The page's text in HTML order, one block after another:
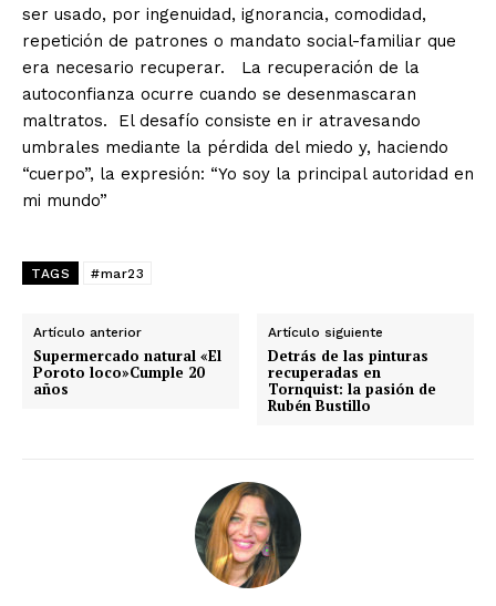
ser usado, por ingenuidad, ignorancia, comodidad,
repetición de patrones o mandato social-familiar que
era necesario recuperar. La recuperación de la
autoconfianza ocurre cuando se desenmascaran
maltratos. El desafío consiste en ir atravesando
umbrales mediante la pérdida del miedo y, haciendo
“cuerpo”, la expresión: “Yo soy la principal autoridad en
mi mundo”
TAGS #mar23
Artículo anterior
Supermercado natural «El
Poroto loco»Cumple 20
años
Artículo siguiente
Detrás de las pinturas
recuperadas en
Tornquist: la pasión de
Rubén Bustillo